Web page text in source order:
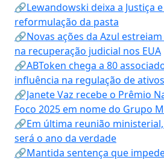
🔗Lewandowski deixa a Justiça
reformulação da pasta
🔗Novas ações da Azul
na recuperação judicial nos EUA
🔗ABToken chega a 80
influência na regulação de
🔗Janete Vaz recebe o Prêmio
Foco 2025 em nome do Grupo
🔗Em última reunião
será o ano da verdade
🔗Mantida sentença que